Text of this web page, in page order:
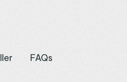
FAQs